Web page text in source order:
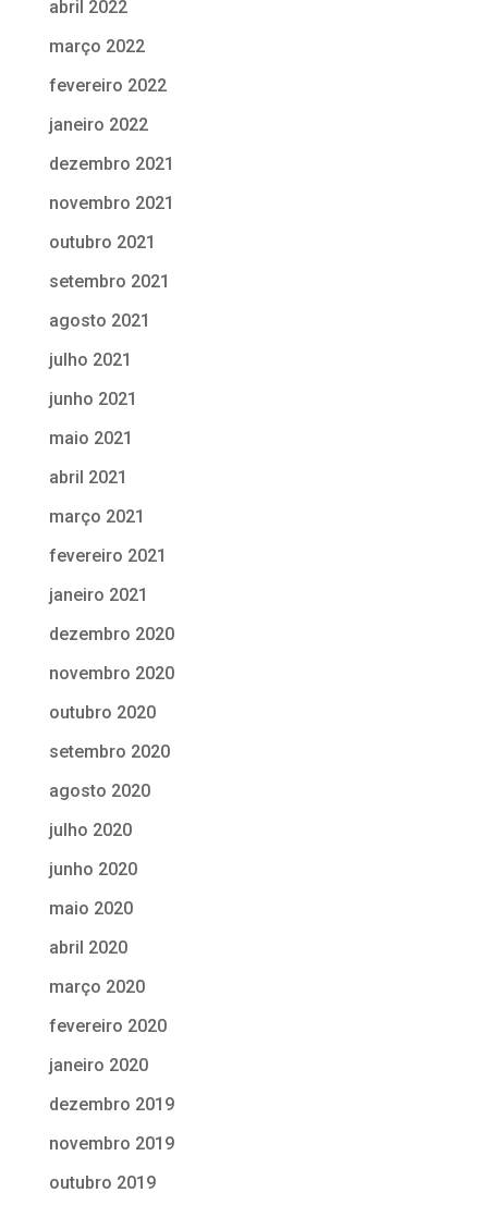
abril 2022
março 2022
fevereiro 2022
janeiro 2022
dezembro 2021
novembro 2021
outubro 2021
setembro 2021
agosto 2021
julho 2021
junho 2021
maio 2021
abril 2021
março 2021
fevereiro 2021
janeiro 2021
dezembro 2020
novembro 2020
outubro 2020
setembro 2020
agosto 2020
julho 2020
junho 2020
maio 2020
abril 2020
março 2020
fevereiro 2020
janeiro 2020
dezembro 2019
novembro 2019
outubro 2019